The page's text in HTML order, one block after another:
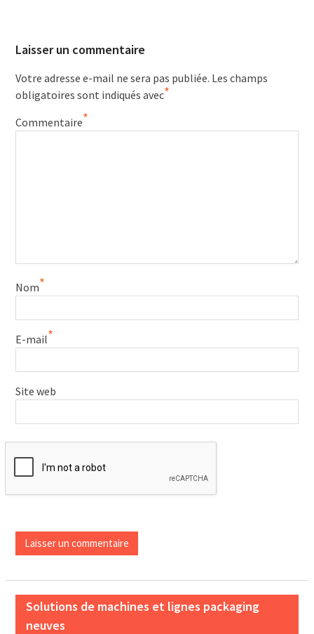
Laisser un commentaire
Votre adresse e-mail ne sera pas publiée. Les champs
obligatoires sont indiqués avec*
Commentaire*
Nom*
E-mail*
Site web
Solutions de machines et lignes packaging
neuves